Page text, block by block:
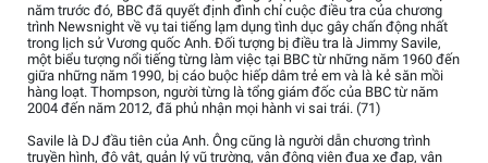
năm trước đó, BBC đã quyết định đình chỉ cuộc điều tra của chương
trình Newsnight về vụ tai tiếng lạm dụng tình dục gây chấn động nhất
trong lịch sử Vương quốc Anh. Đối tượng bị điều tra là Jimmy Savile,
một biểu tượng nổi tiếng từng làm việc tại BBC từ những năm 1960 đến
giữa những năm 1990, bị cáo buộc hiếp dâm trẻ em và là kẻ săn mồi
hàng loạt. Thompson, người từng là tổng giám đốc của BBC từ năm
2004 đến năm 2012, đã phủ nhận mọi hành vi sai trái. (71)
Savile là DJ đầu tiên của Anh. Ông cũng là người dẫn chương trình
truyền hình, đô vật, quản lý vũ trường, vận động viên đua xe đạp, vận